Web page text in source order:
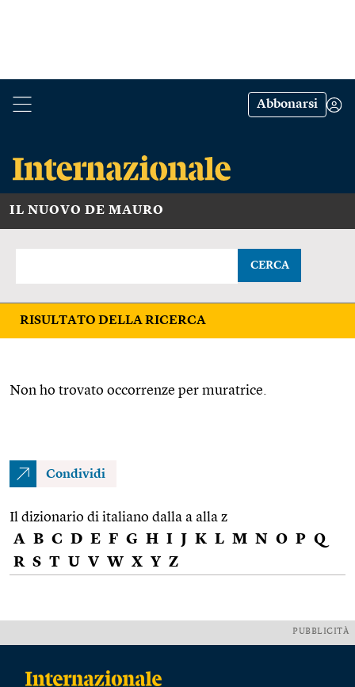
Abbonarsi
IL NUOVO DE MAURO
CERCA
RISULTATO DELLA RICERCA
Non ho trovato occorrenze per muratrice.
Condividi
Il dizionario di italiano dalla a alla z
A B C D E F G H I J K L M N O P Q
R S T U V W X Y Z
PUBBLICITÀ